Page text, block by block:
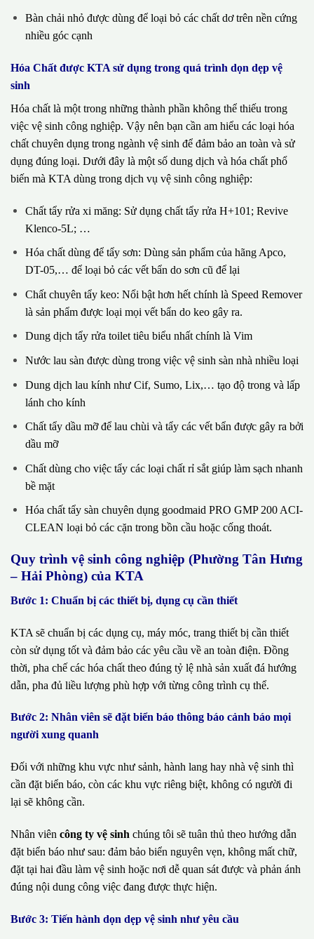
Bàn chải nhỏ được dùng để loại bỏ các chất dơ trên nền cứng
nhiều góc cạnh
Hóa Chất được KTA sử dụng trong quá trình dọn dẹp vệ
sinh
Hóa chất là một trong những thành phần không thể thiếu trong
việc vệ sinh công nghiệp. Vậy nên bạn cần am hiểu các loại hóa
chất chuyên dụng trong ngành vệ sinh để đảm bảo an toàn và sử
dụng đúng loại. Dưới đây là một số dung dịch và hóa chất phổ
biến mà KTA dùng trong dịch vụ vệ sinh công nghiệp:
Chất tẩy rửa xi măng: Sử dụng chất tẩy rửa H+101; Revive
Klenco-5L; …
Hóa chất dùng để tẩy sơn: Dùng sản phẩm của hãng Apco,
DT-05,… để loại bỏ các vết bẩn do sơn cũ để lại
Chất chuyên tẩy keo: Nổi bật hơn hết chính là Speed Remover
là sản phẩm được loại mọi vết bẩn do keo gây ra.
Dung dịch tẩy rửa toilet tiêu biểu nhất chính là Vim
Nước lau sàn được dùng trong việc vệ sinh sàn nhà nhiều loại
Dung dịch lau kính như Cif, Sumo, Lix,… tạo độ trong và lấp
lánh cho kính
Chất tẩy dầu mỡ để lau chùi và tẩy các vết bẩn được gây ra bởi
dầu mỡ
Chất dùng cho việc tẩy các loại chất rỉ sắt giúp làm sạch nhanh
bề mặt
Hóa chất tẩy sàn chuyên dụng goodmaid PRO GMP 200 ACI-
CLEAN loại bỏ các cặn trong bồn cầu hoặc cống thoát.
Quy trình vệ sinh công nghiệp (Phường Tân Hưng
– Hải Phòng) của KTA
Bước 1: Chuẩn bị các thiết bị, dụng cụ cần thiết
KTA sẽ chuẩn bị các dụng cụ, máy móc, trang thiết bị cần thiết
còn sử dụng tốt và đảm bảo các yêu cầu về an toàn điện. Đồng
thời, pha chế các hóa chất theo đúng tỷ lệ nhà sản xuất đá hướng
dẫn, pha đủ liều lượng phù hợp với từng công trình cụ thể.
Bước 2: Nhân viên sẽ đặt biển báo thông báo cảnh báo mọi
người xung quanh
Đối với những khu vực như sảnh, hành lang hay nhà vệ sinh thì
cần đặt biển báo, còn các khu vực riêng biệt, không có người đi
lại sẽ không cần.
Nhân viên công ty vệ sinh chúng tôi sẽ tuân thủ theo hướng dẫn
đặt biển báo như sau: đảm bảo biển nguyên vẹn, không mất chữ,
đặt tại hai đầu làm vệ sinh hoặc nơi dễ quan sát được và phản ánh
đúng nội dung công việc đang được thực hiện.
Bước 3: Tiến hành dọn dẹp vệ sinh như yêu cầu